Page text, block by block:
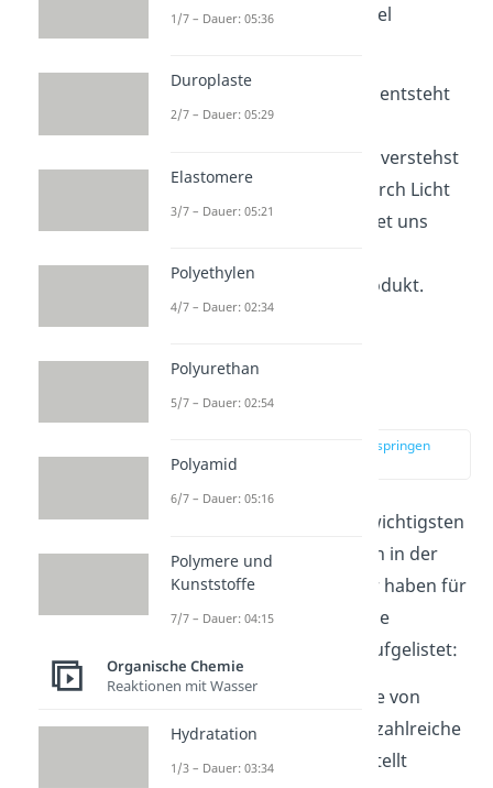
sammelt sich so extrem viel
Selbst in der
entsteht
CH
O — und zwar durch
Photooxidation. Darunter verstehst
du eineOxidation
, die durch Licht
ausgelöst wird. So begleitet uns
unerwünschtes Nebenprodukt.
Formaldehyd
Verwendung
zur Stelle im Video springen
Methanal gehört zu den wichtigsten
organischen Grundstoffen in der
chemischen Industrie. Wir haben für
dich einige Beispiele für die
Verwendung des Gases aufgelistet:
Synthesestoff
: Mithilfe von
Formaldehyd können zahlreiche
Verbindungen hergestellt
1/7 – Dauer: 05:36
Duroplaste
2/7 – Dauer: 05:29
Elastomere
3/7 – Dauer: 05:21
Polyethylen
4/7 – Dauer: 02:34
Polyurethan
5/7 – Dauer: 02:54
Polyamid
6/7 – Dauer: 05:16
Polymere und
Kunststoffe
7/7 – Dauer: 04:15
Organische Chemie
Reaktionen mit Wasser
Hydratation
1/3 – Dauer: 03:34